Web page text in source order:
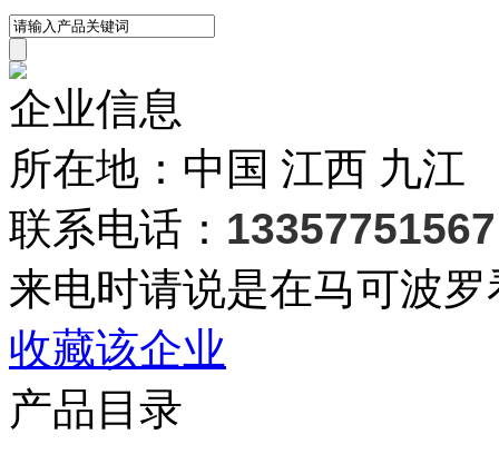
企业信息
所在地：中国 江西 九江
联系电话： 13357751567
来电时请说是在马可波
收藏该企业
产品目录